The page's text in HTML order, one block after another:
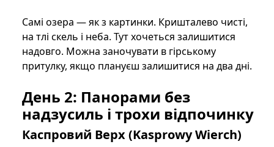
Самі озера — як з картинки. Кришталево чисті,
на тлі скель і неба. Тут хочеться залишитися
надовго. Можна заночувати в гірському
притулку, якщо плануєш залишитися на два дні.
День 2: Панорами без
надзусиль і трохи відпочинку
Каспровий Верх (Kasprowy Wierch)